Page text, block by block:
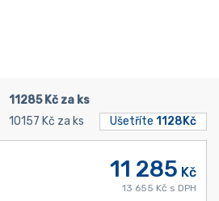
11285 Kč za ks
10157 Kč za ks Ušetříte 1128Kč
11 285 Kč
13 655 Kč s DPH